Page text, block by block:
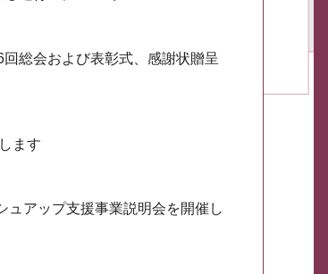
総会および表彰式、感謝状贈呈
ます
ュアップ支援事業説明会を開催し